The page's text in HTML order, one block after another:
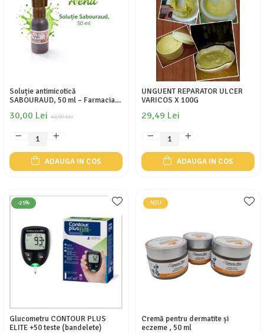
Soluție antimicotică
SABOURAUD, 50 ml – Farmacia
42,00 Lei
30,00 Lei
ADAUGA IN COS
UNGUENT REPARATOR ULCER
VARICOS X 100G
29,49 Lei
ADAUGA IN COS
-25%
Glucometru CONTOUR PLUS
ELITE +50 teste (bandelete)
NOU
Cremă pentru dermatite și
eczeme , 50 ml